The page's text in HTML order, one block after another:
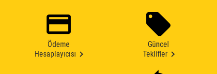
Ödeme
Hesaplayıcısı
Güncel
Teklifler